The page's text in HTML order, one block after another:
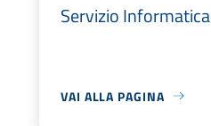
Servizio Informatica
VAI ALLA PAGINA